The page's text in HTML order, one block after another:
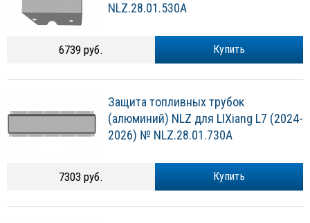
NLZ.28.01.530A
Купить
6739 руб.
Защита топливных трубок
(алюминий) NLZ для LIXiang L7 (2024-
2026) № NLZ.28.01.730A
Купить
7303 руб.